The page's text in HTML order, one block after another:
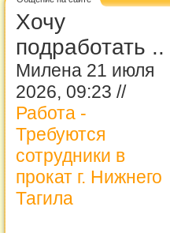
Хочу
подработать ..
Милена 21 июля
2026, 09:23 //
Работа -
Требуются
сотрудники в
прокат г. Нижнего
Тагила